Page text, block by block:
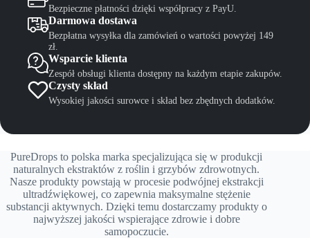
Bezpieczne płatności dzięki współpracy z PayU.
Darmowa dostawa
Bezpłatna wysyłka dla zamówień o wartości powyżej 149
zł.
Wsparcie klienta
Zespół obsługi klienta dostępny na każdym etapie zakupów.
Czysty skład
Wysokiej jakości surowce i skład bez zbędnych dodatków.
PureDrops to polska marka specjalizująca się w produkcji
naturalnych ekstraktów z roślin i grzybów zdrowotnych.
Nasze produkty powstają w procesie podwójnej ekstrakcji
ultradźwiękowej, co zapewnia maksymalne stężenie
substancji aktywnych. Dzięki temu dostarczamy produkty o
najwyższej jakości wspierające zdrowie i dobre
samopoczucie.